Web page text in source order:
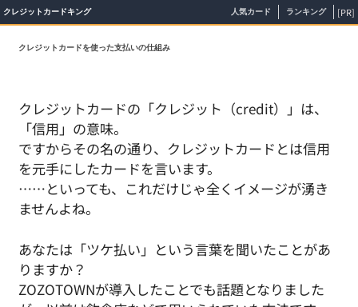
クレジットカードキング 人気カード ランキング [PR]
クレジットカードを使った支払いの仕組み
クレジットカードの「クレジット（credit）」は、
「信用」の意味。
ですからその名の通り、クレジットカードとは信用
を元手にしたカードを言います。
……といっても、これだけじゃ全くイメージが湧き
ませんよね。
あなたは「ツケ払い」という言葉を聞いたことがあ
りますか？
ZOZOTOWNが導入したことでも話題となりました